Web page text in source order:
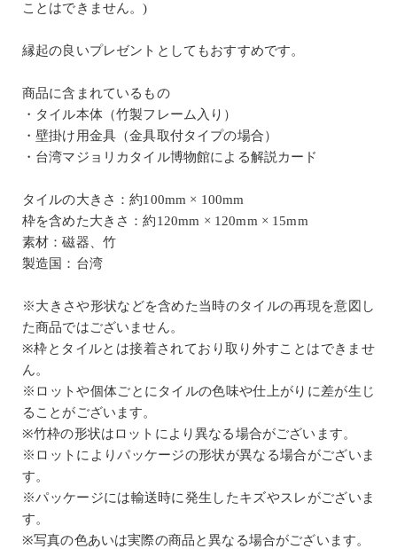
ことはできません。)
縁起の良いプレゼントとしてもおすすめです。
商品に含まれているもの
・タイル本体（竹製フレーム入り）
・壁掛け用金具（金具取付タイプの場合）
・台湾マジョリカタイル博物館による解説カード
タイルの大きさ：約100mm × 100mm
枠を含めた大きさ：約120mm × 120mm × 15mm
素材：磁器、竹
製造国：台湾
※大きさや形状などを含めた当時のタイルの再現を意図し
た商品ではございません。
※枠とタイルとは接着されており取り外すことはできませ
ん。
※ロットや個体ごとにタイルの色味や仕上がりに差が生じ
ることがございます。
※竹枠の形状はロットにより異なる場合がございます。
※ロットによりパッケージの形状が異なる場合がございま
す。
※パッケージには輸送時に発生したキズやスレがございま
す。
※写真の色あいは実際の商品と異なる場合がございます。